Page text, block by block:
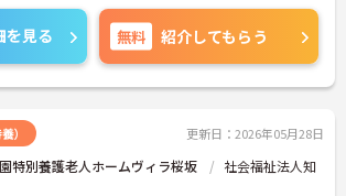
を見る 無料 紹介してもらう
） 更新日：2026年05月28日
特別養護老人ホームヴィラ桜坂
社会福祉法人知